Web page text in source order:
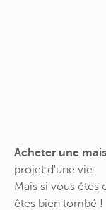
Acheter une
projet d'une vie.
Mais si vous êtes
êtes bien tombé !